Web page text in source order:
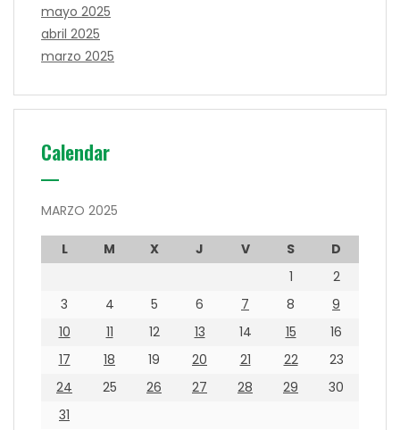
mayo 2025
abril 2025
marzo 2025
Calendar
MARZO 2025
L M X J V S
D
1
2
3
4 5 6 7 8
9
10
11 12 13 14 15
16
17
18 19 20 21 22
23
24
25 26 27 28 29
30
31